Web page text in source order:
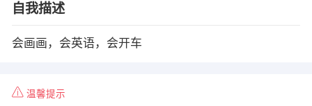
自我描述
会画画，会英语，会开车
温馨提示